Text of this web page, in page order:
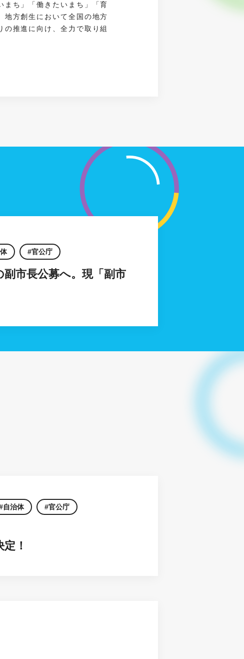
まち」「働きたいまち」「育
地方創生において全国の地方
の推進に向け、全力で取り組
官公庁
市長公募へ。現「副市
自治体 官公庁
！